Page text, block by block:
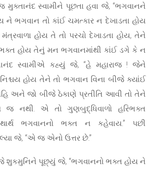
મુક્તાનંદ સ્વામીને પૂછતા હવા જે, “ભગવાનને
ને ભગવાન તો કાંઈ ચમત્કાર ન દેખાડતા હોય
હોય તે તો પરચો દેખાડતા હોય, તેને
હોય તેનું મન ભગવાનમાંથી કાંઈ ડગે કે ન
સ્વામીએ કહ્યું જે, “હે મહારાજ ! જેને
હોય તેને તો ભગવાન વિના બીજે ક્યાંઈ
અને જો બીજે ઠેકાણે પ્રતીતિ આવી તો તેને
જ નથી. એ તો ગુણબુદ્ધિવાળો હરિભક્ત
ભગવાનનો ભક્ત ન કહેવાય.” પછી
જે, “એ જ એનો ઉત્તર છે.”
શુકમુનિને પૂછ્યું જે, “ભગવાનનો ભક્ત હોય ને